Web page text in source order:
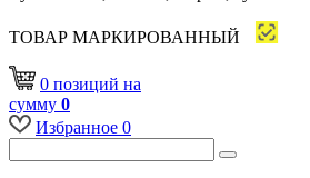
ТОВАР МАРКИРОВАННЫЙ
0 позиций на
сумму 0
Избранное 0